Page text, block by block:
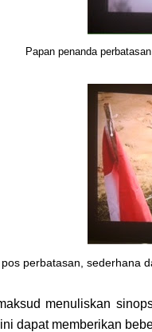
Papan penanda
perbatasan, sederhana
menuliskan
dapat memberikan